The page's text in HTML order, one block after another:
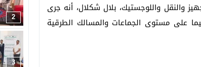
والنقل واللوجستيك، بلال شكلال، أنه جرى
على مستوى الجماعات والمسالك الطرقية
2
3